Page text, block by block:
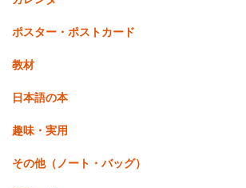
ポスター・ポストカード
教材
日本語の本
趣味・実用
その他（ノート・バッグ）